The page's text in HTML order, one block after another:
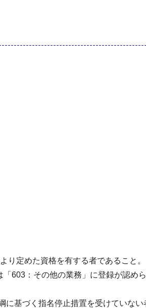
り定めた資格を有する者であること。
603：その他の業務」に登録が認め
基づく指名停止措置を受けていない